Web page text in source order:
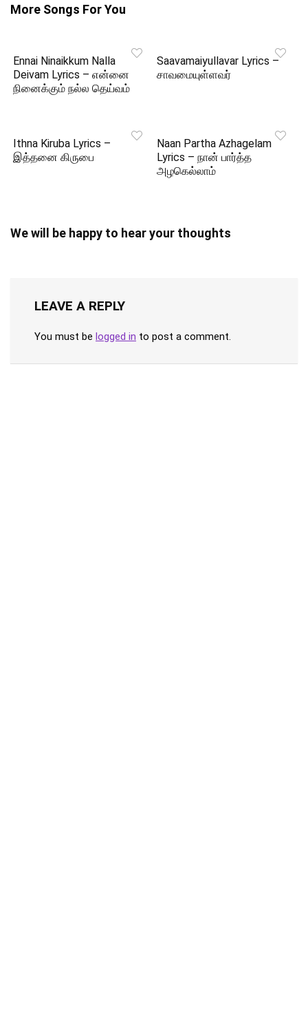
More Songs For You
Ennai Ninaikkum Nalla
Deivam Lyrics – என்னை
நினைக்கும் நல்ல தெய்வம்
Saavamaiyullavar Lyrics –
சாவமையுள்ளவர்
Ithna Kiruba Lyrics –
இத்தனை கிருபை
Naan Partha Azhagelam
Lyrics – நான் பார்த்த
அழகெல்லாம்
We will be happy to hear your thoughts
LEAVE A REPLY
You must be logged in to post a comment.